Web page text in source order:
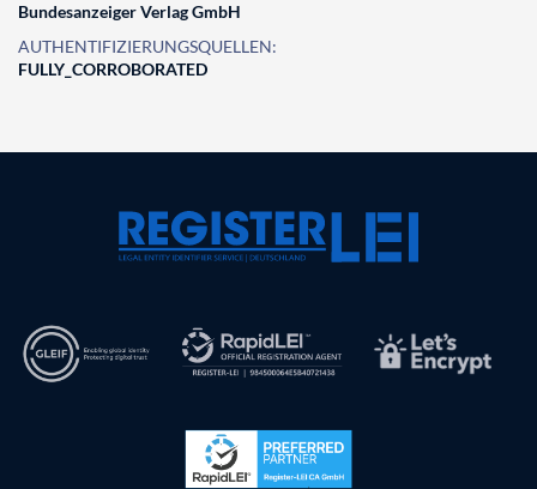
Bundesanzeiger Verlag GmbH
AUTHENTIFIZIERUNGSQUELLEN:
FULLY_CORROBORATED